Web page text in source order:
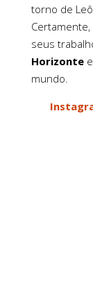
torno de
seus
Horizonte
mundo.